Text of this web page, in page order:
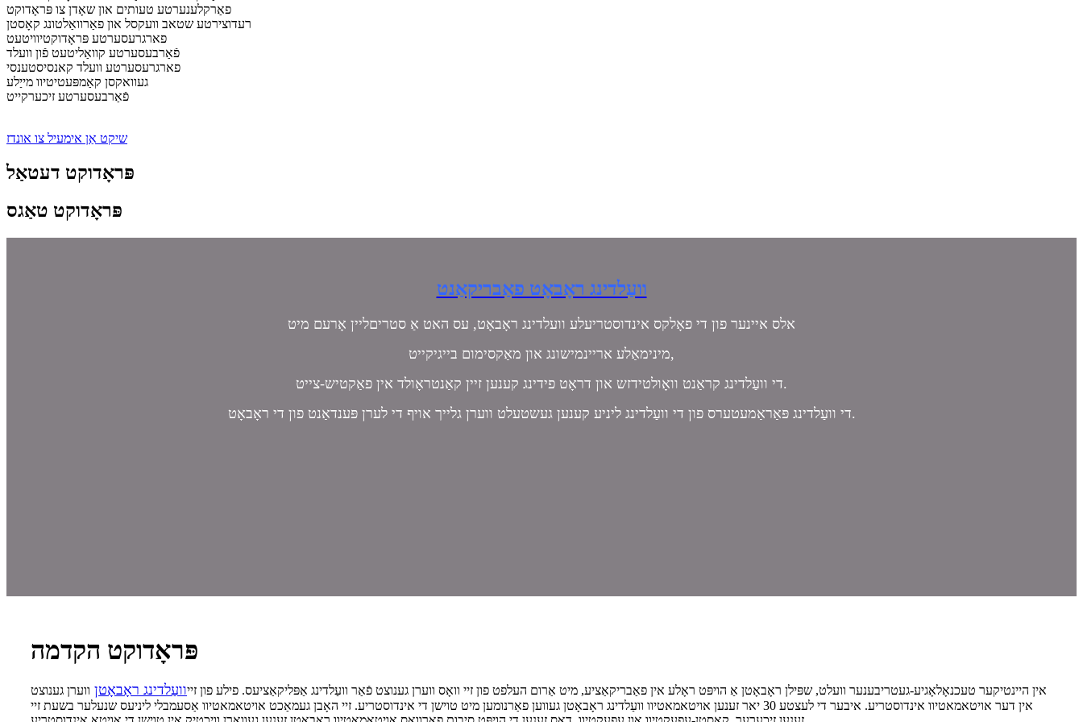
פאַרקלענערטע טעותים און שאָדן צו פּראָדוקט
רעדוצירטע שטאב וועקסל און פאַרוואַלטונג קאָסטן
פארגרעסערטע פּראָדוקטיוויטעט
פֿאַרבעסערטע קוואַליטעט פֿון וועלד
פארגרעסערטע וועלד קאנסיסטענסי
געוואקסן קאַמפּעטיטיוו מייַלע
פֿאַרבעסערטע זיכערקייט
שיקט אַן אימעיל צו אונדז
פּראָדוקט דעטאַל
פּראָדוקט טאַגס
וועַלדינג ראָבאָט פאַבריקאַנט
אלס איינער פון די פאָלקס אינדוסטריעלע וועלדינג ראָבאָט, עס האט אַ סטריםליין אָרעם מיט
מינימאַלע אריינמישונג און מאַקסימום בייגיקייט,
די וועַלדינג קראַנט וואָולטידזש און דראָט פידינג קענען זיין קאַנטראָולד אין פאַקטיש-צייט.
די וועַלדינג פּאַראַמעטערס פון די וועַלדינג ליניע קענען געשטעלט ווערן גלייך אויף די לערן פּענדאַנט פון די ראָבאָט.
פּראָדוקט הקדמה
אין היינטיקער טעכנאָלאָגיע-געטריבענער וועלט, שפּילן ראָבאָטן אַ הויפּט ראָלע אין פאַבריקאַציע, מיט אַרום העלפט פון זיי וואָס ווערן גענוצט פֿאַר וועַלדינג אַפּליקאַציעס. פילע פון ​​זייוועַלדינג ראָבאָטן ווערן גענוצט
אין דער אויטאמאטיוו אינדוסטריע. איבער די לעצטע 30 יאר זענען אויטאמאטיוו וועַלדינג ראָבאָטן געווען פאַרנומען מיט טוישן די אינדוסטריע. זיי האָבן געמאַכט אויטאמאטיוו אַסעמבלי ליניעס שנעלער בשעת זיי